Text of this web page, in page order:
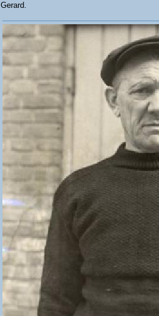
Gerard.